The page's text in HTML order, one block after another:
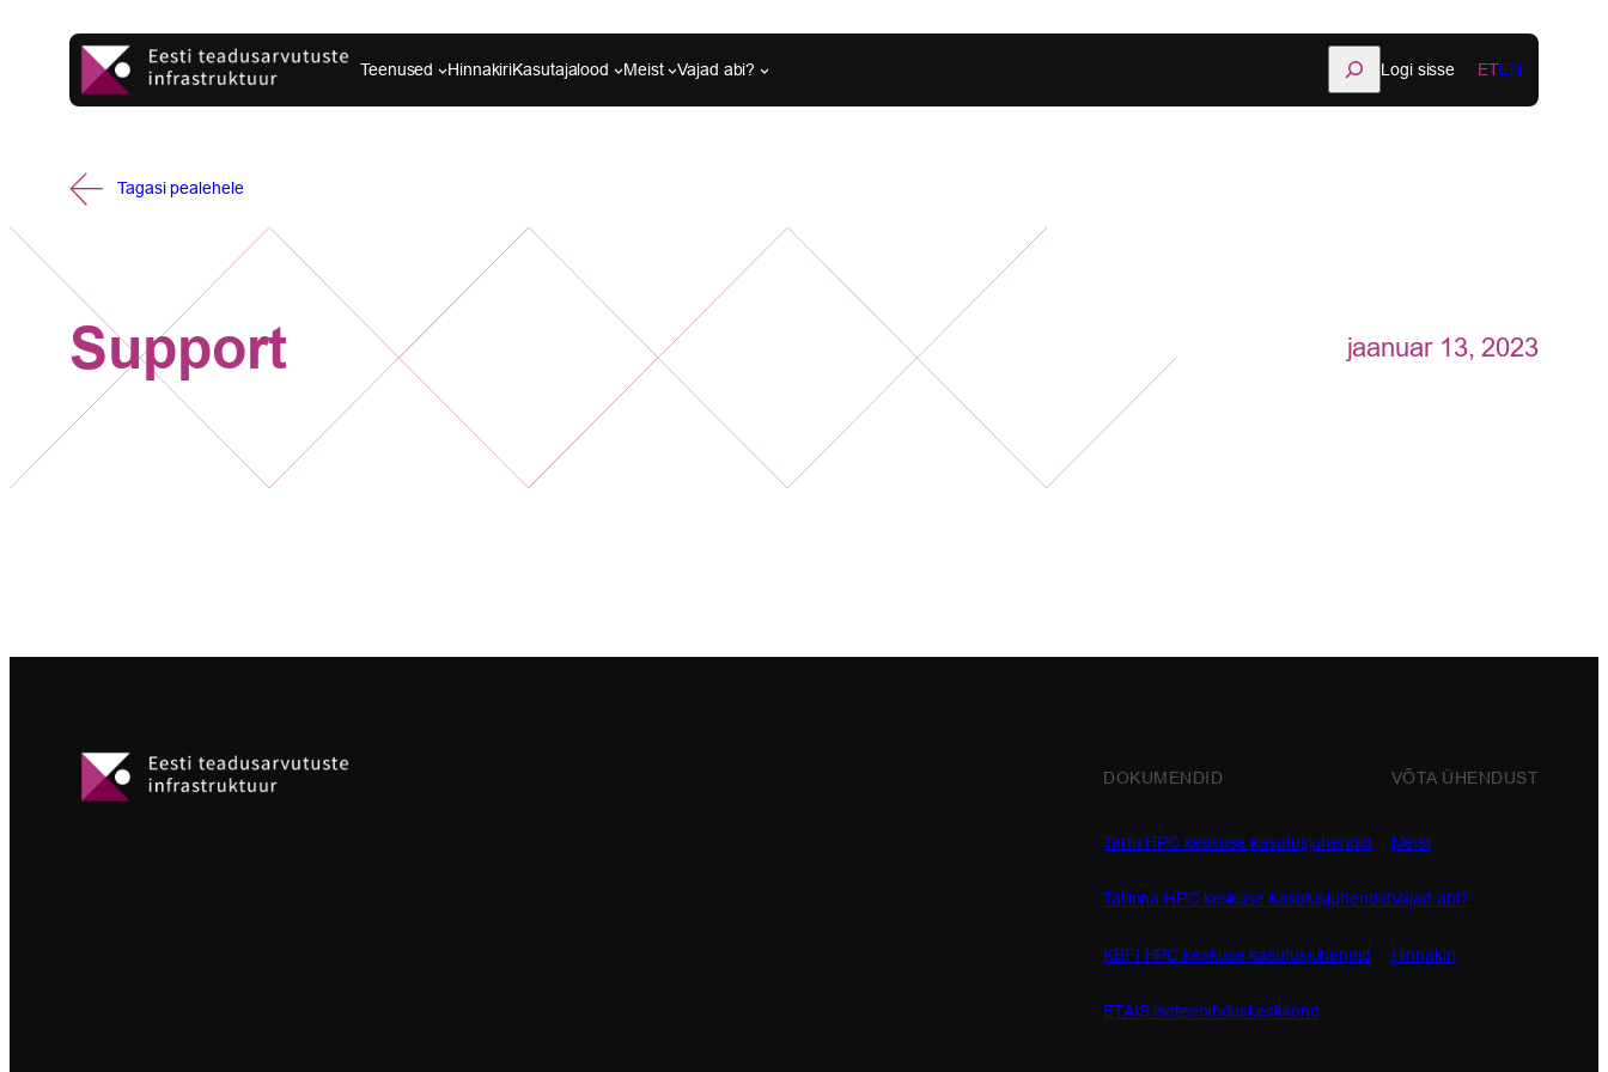
juurde
Teenused HinnakiriKasutajalood Meist Vajad abi? Logi sisse ETEN
Tagasi pealehele
Support jaanuar 13, 2023
DOKUMENDID
Tartu HPC keskuse kasutusjuhendid
Tallinna HPC keskuse kasutusjuhendid
KBFI HPC keskuse kasutusjuhendid
ETAIS iseteeninduskeskkond
VÕTA ÜHENDUST
Meist
Vajad abi?
Hinnakiri